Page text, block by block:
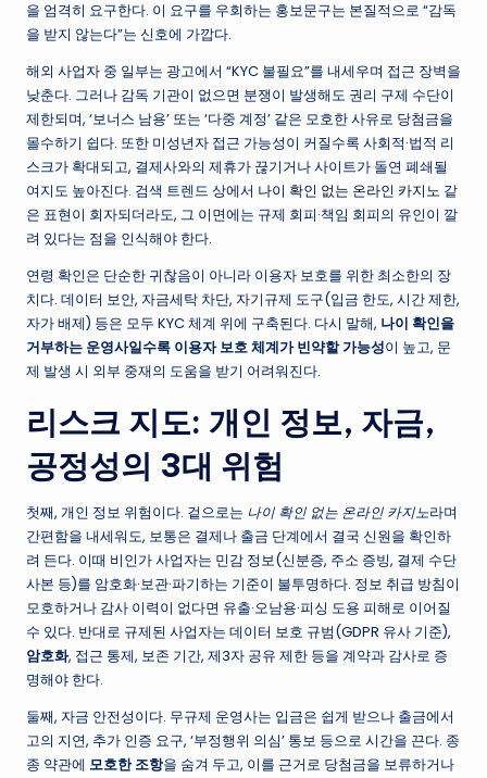
을 엄격히 요구한다. 이 요구를 우회하는 홍보문구는 본질적으로 “감독
을 받지 않는다”는 신호에 가깝다.
해외 사업자 중 일부는 광고에서 “KYC 불필요”를 내세우며 접근 장벽을
낮춘다. 그러나 감독 기관이 없으면 분쟁이 발생해도 권리 구제 수단이
제한되며, ‘보너스 남용’ 또는 ‘다중 계정’ 같은 모호한 사유로 당첨금을
몰수하기 쉽다. 또한 미성년자 접근 가능성이 커질수록 사회적·법적 리
스크가 확대되고, 결제사와의 제휴가 끊기거나 사이트가 돌연 폐쇄될
여지도 높아진다. 검색 트렌드 상에서 나이 확인 없는 온라인 카지노 같
은 표현이 회자되더라도, 그 이면에는 규제 회피·책임 회피의 유인이 깔
려 있다는 점을 인식해야 한다.
연령 확인은 단순한 귀찮음이 아니라 이용자 보호를 위한 최소한의 장
치다. 데이터 보안, 자금세탁 차단, 자기규제 도구(입금 한도, 시간 제한,
자가 배제) 등은 모두 KYC 체계 위에 구축된다. 다시 말해, 나이 확인을
거부하는 운영사일수록 이용자 보호 체계가 빈약할 가능성이 높고, 문
제 발생 시 외부 중재의 도움을 받기 어려워진다.
리스크 지도: 개인 정보, 자금,
공정성의 3대 위험
첫째, 개인 정보 위험이다. 겉으로는 나이 확인 없는 온라인 카지노라며
간편함을 내세워도, 보통은 결제나 출금 단계에서 결국 신원을 확인하
려 든다. 이때 비인가 사업자는 민감 정보(신분증, 주소 증빙, 결제 수단
사본 등)를 암호화·보관·파기하는 기준이 불투명하다. 정보 취급 방침이
모호하거나 감사 이력이 없다면 유출·오남용·피싱 도용 피해로 이어질
수 있다. 반대로 규제된 사업자는 데이터 보호 규범(GDPR 유사 기준),
암호화, 접근 통제, 보존 기간, 제3자 공유 제한 등을 계약과 감사로 증
명해야 한다.
둘째, 자금 안전성이다. 무규제 운영사는 입금은 쉽게 받으나 출금에서
고의 지연, 추가 인증 요구, ‘부정행위 의심’ 통보 등으로 시간을 끈다. 종
종 약관에 모호한 조항을 숨겨 두고, 이를 근거로 당첨금을 보류하거나